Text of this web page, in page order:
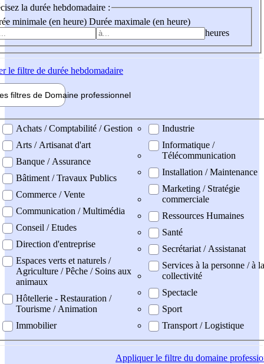
la durée hebdomadaire :
minimale (en heure) Durée maximale (en heure)
heures
le filtre de durée hebdomadaire
filtres de Domaine professionnel
professionel
Achats / Comptabilité / Gestion
Arts / Artisanat d'art
Banque / Assurance
Bâtiment / Travaux Publics
Commerce / Vente
Communication / Multimédia
Conseil / Etudes
Direction d'entreprise
Espaces verts et naturels /
Agriculture / Pêche / Soins aux
animaux
Hôtellerie - Restauration /
Tourisme / Animation
Immobilier
Industrie
Informatique /
Télécommunication
Installation / Maintenance
Marketing / Stratégie
commerciale
Ressources Humaines
Santé
Secrétariat / Assistanat
Services à la personne / à la
collectivité
Spectacle
Sport
Transport / Logistique
Appliquerle filtre du domaine